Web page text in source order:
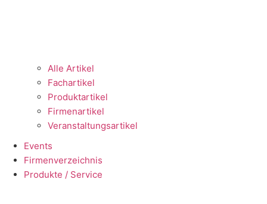
Alle Artikel
Fachartikel
Produktartikel
Firmenartikel
Veranstaltungsartikel
Events
Firmenverzeichnis
Produkte / Service